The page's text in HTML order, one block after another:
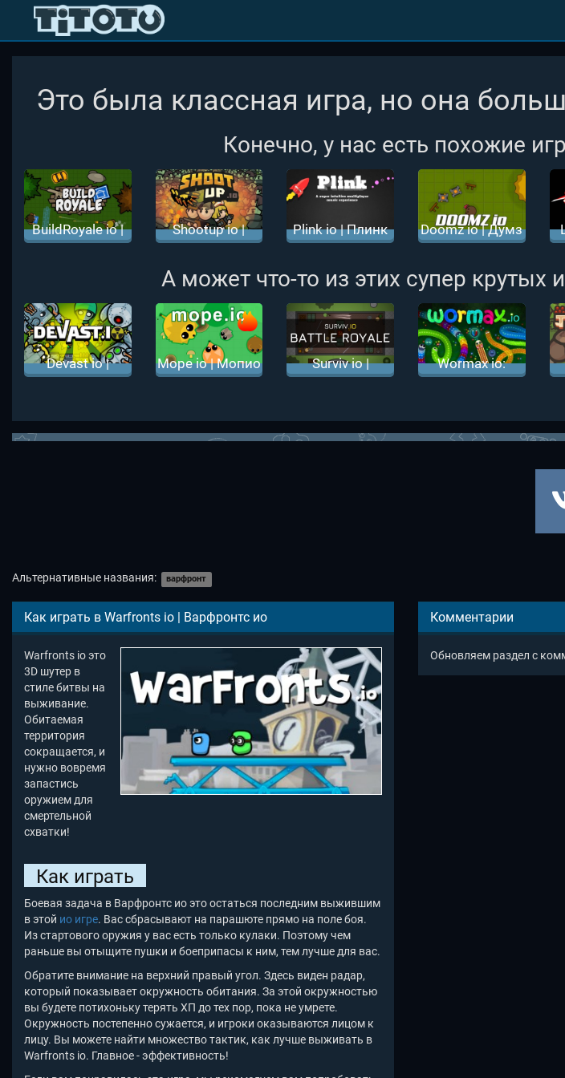
Это была классная игра, но она
Конечно, у нас есть похожие
BuildRoyale io |
Shootup io |
Plink io | Плинк
Doomz io | Думз
А может что-то из этих супер крутых
Devast io |
Mope io | Мопио
Surviv io |
Wormax io:
Альтернативные названия: варфронт
Как играть в Warfronts io | Варфронтс ио
Warfronts io это
3D шутер в
стиле битвы на
выживание.
Обитаемая
территория
сокращается, и
нужно вовремя
запастись
оружием для
смертельной
схватки!
Как играть
Боевая задача в Варфронтс ио это остаться последним выжившим
в этой ио игре. Вас сбрасывают на парашюте прямо на поле боя.
Из стартового оружия у вас есть только кулаки. Поэтому чем
раньше вы отыщите пушки и боеприпасы к ним, тем лучше для вас.
Обратите внимание на верхний правый угол. Здесь виден радар,
который показывает окружность обитания. За этой окружностью
вы будете потихоньку терять ХП до тех пор, пока не умрете.
Окружность постепенно сужается, и игроки оказываются лицом к
лицу. Вы можете найти множество тактик, как лучше выживать в
Warfronts io. Главное - эффективность!
Комментарии
Обновляем раздел с